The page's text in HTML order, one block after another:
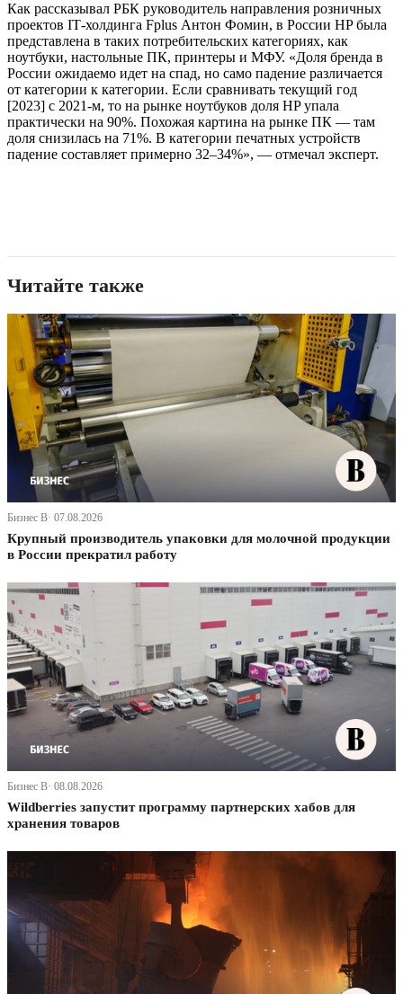
Как рассказывал РБК руководитель направления розничных
проектов IТ-холдинга Fplus Антон Фомин, в России HP была
представлена в таких потребительских категориях, как
ноутбуки, настольные ПК, принтеры и МФУ. «Доля бренда в
России ожидаемо идет на спад, но само падение различается
от категории к категории. Если сравнивать текущий год
[2023] с 2021-м, то на рынке ноутбуков доля HP упала
практически на 90%. Похожая картина на рынке ПК — там
доля снизилась на 71%. В категории печатных устройств
падение составляет примерно 32–34%», — отмечал эксперт.
Читайте также
Бизнес В· 07.08.2026
Крупный производитель упаковки для молочной продукции
в России прекратил работу
Бизнес В· 08.08.2026
Wildberries запустит программу партнерских хабов для
хранения товаров